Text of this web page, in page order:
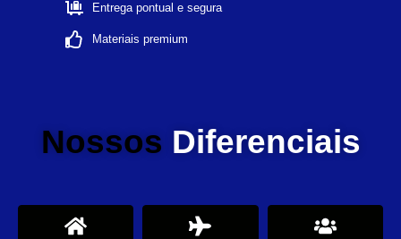
Entrega pontual e segura
Materiais premium
Nossos Diferenciais